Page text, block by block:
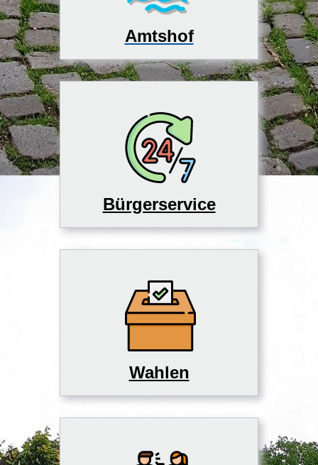
Amtshof
Bürgerservice
Wahlen